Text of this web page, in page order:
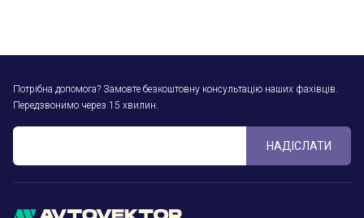
Потрібна допомога? Замовте безкоштовну консультацію наших фахівців.
Передзвонимо через 15 хвилин.
НАДІСЛАТИ